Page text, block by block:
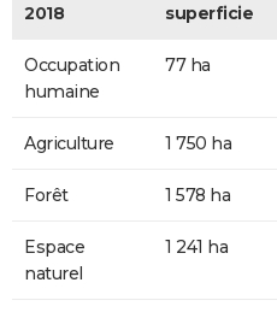
2018
superficie
Occupation
humaine
77 ha
Agriculture 1 750 ha
Forêt 1 578 ha
Espace
naturel
1 241 ha